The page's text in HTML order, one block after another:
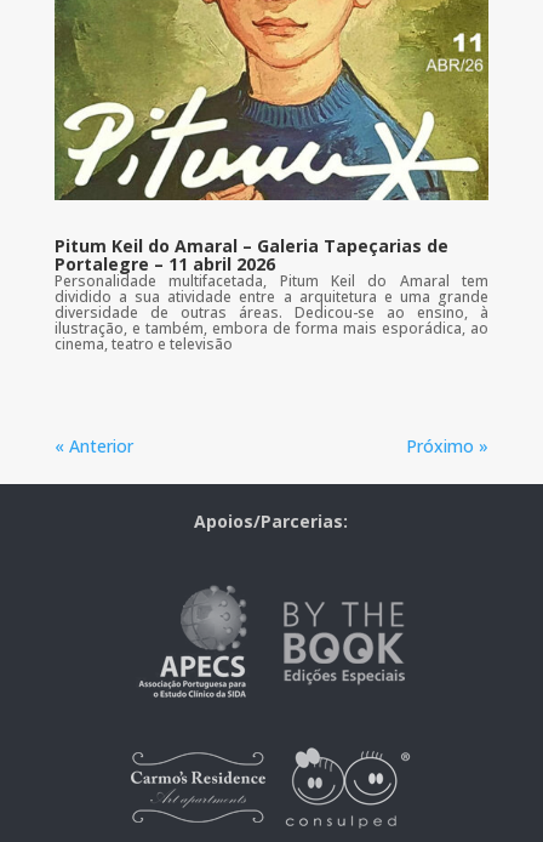
Pitum Keil do Amaral – Galeria Tapeçarias de
Portalegre – 11 abril 2026
Personalidade multifacetada, Pitum Keil do Amaral tem
dividido a sua atividade entre a arquitetura e uma grande
diversidade de outras áreas. Dedicou-se ao ensino, à
ilustração, e também, embora de forma mais esporádica, ao
cinema, teatro e televisão
« Anterior Próximo »
Apoios/Parcerias: